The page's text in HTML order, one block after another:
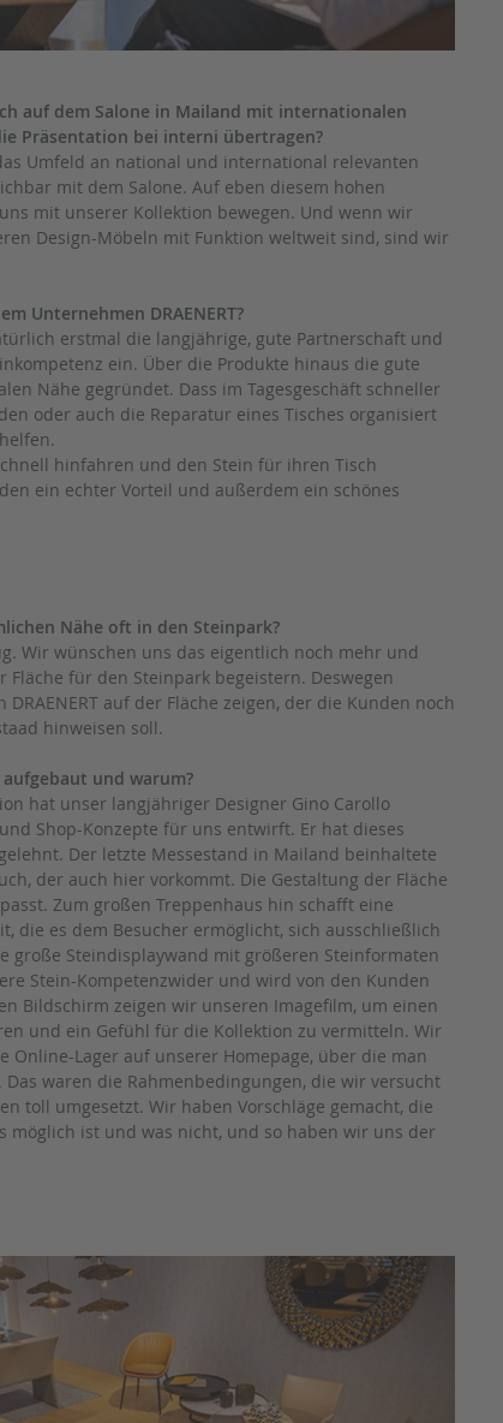
auf dem Salone in Mailand mit internationalen
Präsentation bei interni übertragen?
Umfeld an national und international relevanten
mit dem Salone. Auf eben diesem hohen
mit unserer Kollektion bewegen. Und wenn wir
Design-Möbeln mit Funktion weltweit sind, sind wir
Unternehmen DRAENERT?
erstmal die langjährige, gute Partnerschaft und
ein. Über die Produkte hinaus die gute
Nähe gegründet. Dass im Tagesgeschäft schneller
oder auch die Reparatur eines Tisches organisiert
hinfahren und den Stein für ihren Tisch
ein echter Vorteil und außerdem ein schönes
Nähe oft in den Steinpark?
Wir wünschen uns das eigentlich noch mehr und
für den Steinpark begeistern. Deswegen
auf der Fläche zeigen, der die Kunden noch
hinweisen soll.
aufgebaut und warum?
hat unser langjähriger Designer Gino Carollo
Shop-Konzepte für uns entwirft. Er hat dieses
Der letzte Messestand in Mailand beinhaltete
der auch hier vorkommt. Die Gestaltung der Fläche
Zum großen Treppenhaus hin schafft eine
die es dem Besucher ermöglicht, sich ausschließlich
große Steindisplaywand mit größeren Steinformaten
Stein-Kompetenzwider und wird von den Kunden
Bildschirm zeigen wir unseren Imagefilm, um einen
und ein Gefühl für die Kollektion zu vermitteln. Wir
Lager auf unserer Homepage, über die man
waren die Rahmenbedingungen, die wir versucht
toll umgesetzt. Wir haben Vorschläge gemacht, die
möglich ist und was nicht, und so haben wir uns der